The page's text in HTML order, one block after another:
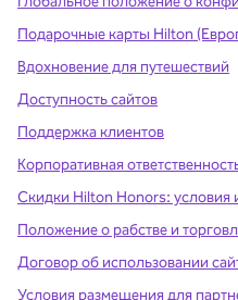
Подарочные карты Hilton
Вдохновение для путешествий
Доступность сайтов
Поддержка клиентов
Корпоративная
Скидки Hilton Honors: условия
Положение о рабстве и
Договор об использовании
Условия размещения для